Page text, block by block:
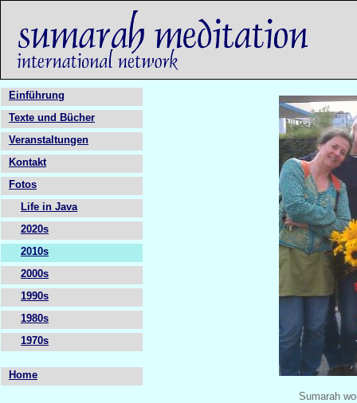
Einführung
Texte und Bücher
Veranstaltungen
Kontakt
Fotos
Life in Java
2020s
2010s
2000s
1990s
1980s
1970s
Home
Sumarah